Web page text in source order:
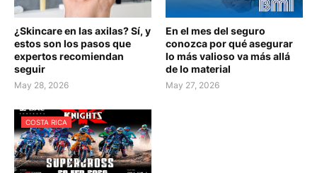
¿Skincare en las axilas? Sí, y
estos son los pasos que
expertos recomiendan
seguir
May 28, 2026
En el mes del seguro
conozca por qué asegurar
lo más valioso va más allá
de lo material
May 27, 2026
COSTA RICA